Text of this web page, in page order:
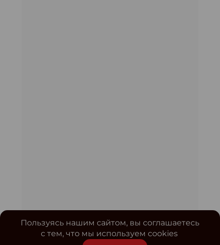
Пользуясь нашим сайтом, вы соглашаетесь
с тем, что мы используем cookies